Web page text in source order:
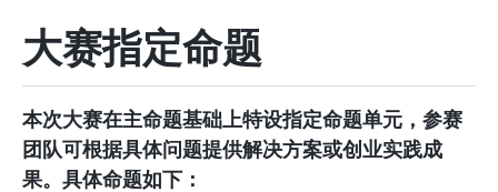
大赛指定命题
本次大赛在主命题基础上特设指定命题单元，参赛
团队可根据具体问题提供解决方案或创业实践成
果。具体命题如下：